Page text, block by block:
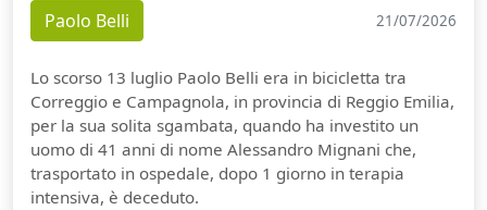
Paolo Belli 21/07/2026
Lo scorso 13 luglio Paolo Belli era in bicicletta tra
Correggio e Campagnola, in provincia di Reggio Emilia,
per la sua solita sgambata, quando ha investito un
uomo di 41 anni di nome Alessandro Mignani che,
trasportato in ospedale, dopo 1 giorno in terapia
intensiva, è deceduto.